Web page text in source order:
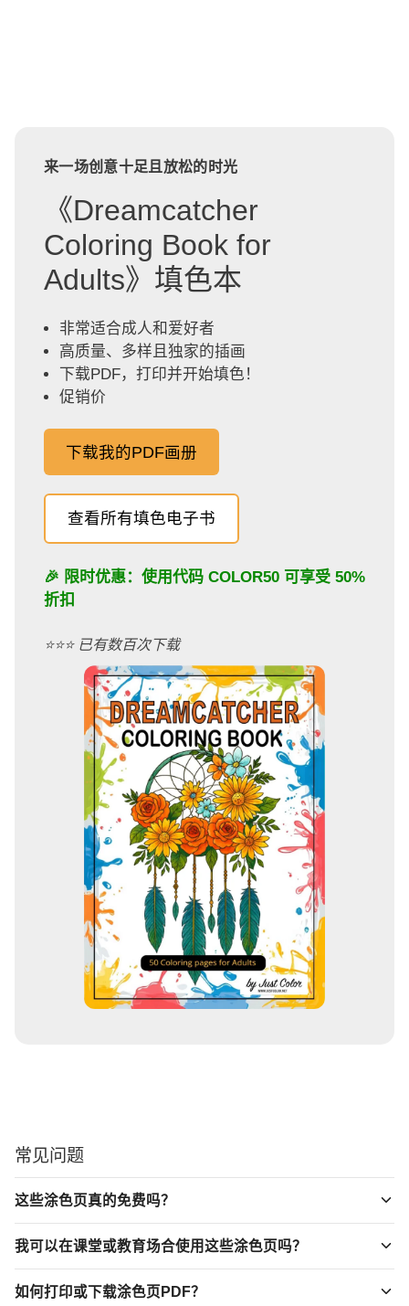
来一场创意十足且放松的时光
《Dreamcatcher
Coloring Book for
Adults》填色本
非常适合成人和爱好者
高质量、多样且独家的插画
下载PDF，打印并开始填色！
促销价
下载我的PDF画册
查看所有填色电子书
🎉 限时优惠：使用代码 COLOR50 可享受 50%
折扣
⭐️⭐️⭐️ 已有数百次下载
常见问题
这些涂色页真的免费吗？
我可以在课堂或教育场合使用这些涂色页吗？
如何打印或下载涂色页PDF？